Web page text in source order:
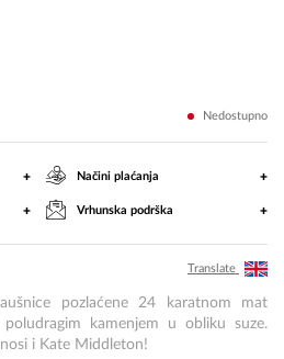
Nedostupno
+ Načini plaćanja +
+ Vrhunska podrška +
Translate
pozlaćene 24 karatnom mat
kamenjem u obliku suze.
i Kate Middleton!